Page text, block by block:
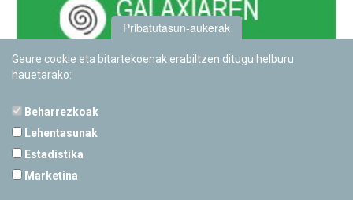
Pribatutasun-aukerak
Geure cookie eta bitartekoenak erabiltzen ditugu helburu
hauetarako:
Beharrezkoak
Lehentasunak
Estadistika
Marketina